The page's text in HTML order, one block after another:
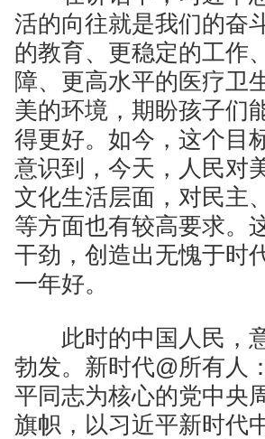
活的向往就是我们的奋
的教育、更稳定的工作
障、更高水平的医疗卫
美的环境，期盼孩子们
得更好。如今，这个目
意识到，今天，人民对
文化生活层面，对民主
等方面也有较高要求。
干劲，创造出无愧于时
一年好。
此时的中国人民，意
勃发。新时代@所有人
平同志为核心的党中央
旗帜，以习近平新时代